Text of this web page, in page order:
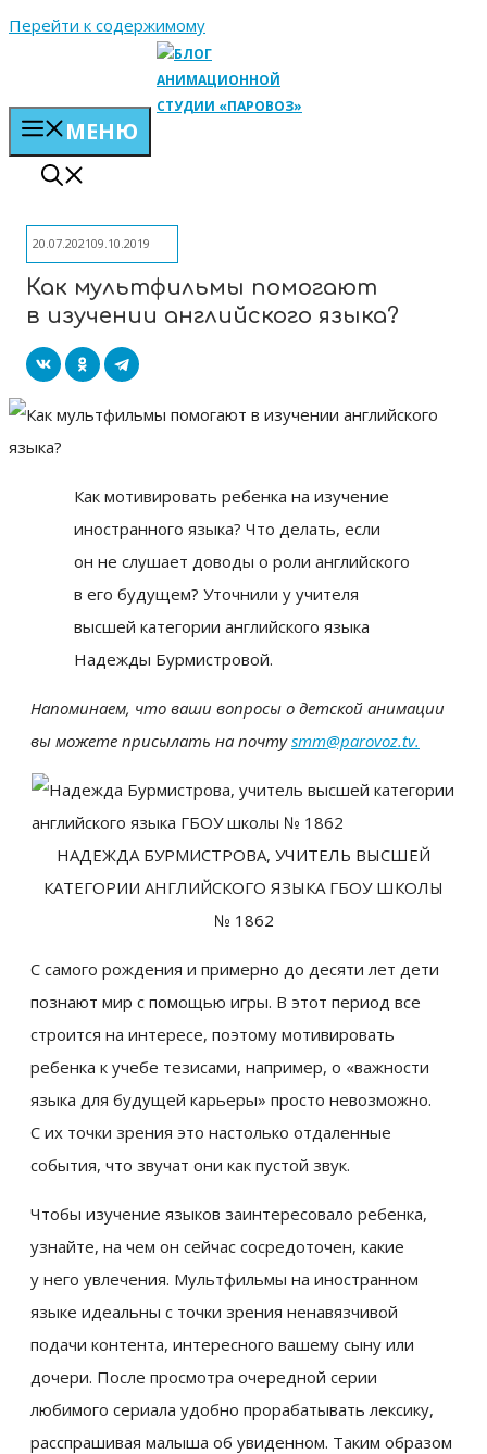
Перейти к содержимому
МЕНЮ
Как мультфильмы помогают
в изучении английского языка?
20.07.202109.10.2019
Как мотивировать ребенка на изучение
иностранного языка? Что делать, если
он не слушает доводы о роли английского
в его будущем? Уточнили у учителя
высшей категории английского языка
Надежды Бурмистровой.
Напоминаем, что ваши вопросы о детской анимации
вы можете присылать на почтуsmm@parovoz.tv.
НАДЕЖДА БУРМИСТРОВА, УЧИТЕЛЬ ВЫСШЕЙ
КАТЕГОРИИ АНГЛИЙСКОГО ЯЗЫКА ГБОУ ШКОЛЫ
№ 1862
С самого рождения и примерно до десяти лет дети
познают мир с помощью игры. В этот период все
строится на интересе, поэтому мотивировать
ребенка к учебе тезисами, например, о «важности
языка для будущей карьеры» просто невозможно.
С их точки зрения это настолько отдаленные
события, что звучат они как пустой звук.
Чтобы изучение языков заинтересовало ребенка,
узнайте, на чем он сейчас сосредоточен, какие
у него увлечения. Мультфильмы на иностранном
языке идеальны с точки зрения ненавязчивой
подачи контента, интересного вашему сыну или
дочери. После просмотра очередной серии
любимого сериала удобно прорабатывать лексику,
расспрашивая малыша об увиденном. Таким образом